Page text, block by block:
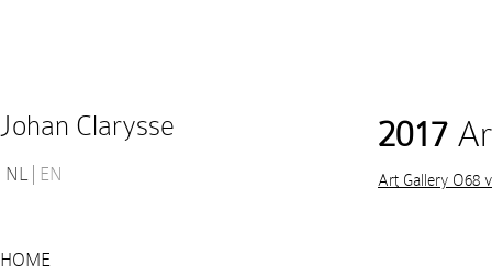
Johan Clarysse
NL EN
HOME
2017
Art Gallery O68